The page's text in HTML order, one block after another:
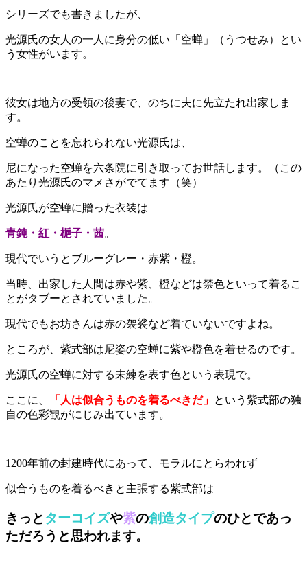
シリーズでも書きましたが、
光源氏の女人の一人に身分の低い「空蝉」（うつせみ）とい
う女性がいます。
彼女は地方の受領の後妻で、のちに夫に先立たれ出家しま
す。
空蝉のことを忘れられない光源氏は、
尼になった空蝉を六条院に引き取ってお世話します。（この
あたり光源氏のマメさがでてます（笑）
光源氏が空蝉に贈った衣装は
青鈍・紅・梔子・茜。
現代でいうとブルーグレー・赤紫・橙。
当時、出家した人間は赤や紫、橙などは禁色といって着るこ
とがタブーとされていました。
現代でもお坊さんは赤の袈裟など着ていないですよね。
ところが、紫式部は尼姿の空蝉に紫や橙色を着せるのです。
光源氏の空蝉に対する未練を表す色という表現で。
ここに、 「人は似合うものを着るべきだ」 という紫式部の独
自の色彩観がにじみ出ています。
1200年前の封建時代にあって、モラルにとらわれず
似合うものを着るべきと主張する紫式部は
きっと ターコイズや紫の創造タイプのひとであっ
ただろうと思われます。